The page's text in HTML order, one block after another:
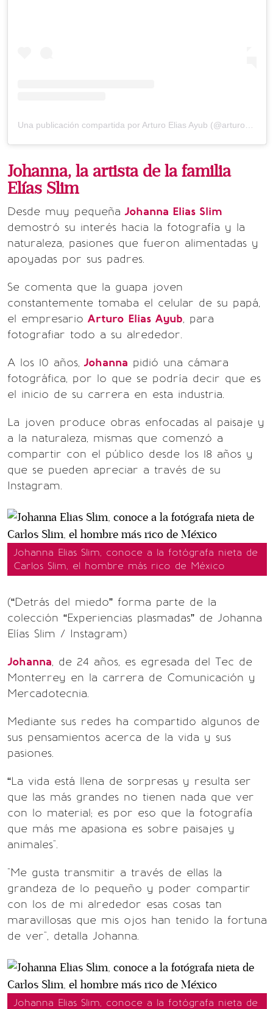
Johanna, la artista de la familia
Elías Slim
Desde muy pequeña Johanna Elias Slim
demostró su interés hacia la fotografía y la
naturaleza, pasiones que fueron alimentadas y
apoyadas por sus padres.
Se comenta que la guapa joven
constantemente tomaba el celular de su papá,
el empresario Arturo Elias Ayub, para
fotografiar todo a su alrededor.
A los 10 años, Johanna pidió una cámara
fotográfica, por lo que se podría decir que es
el inicio de su carrera en esta industria.
La joven produce obras enfocadas al paisaje y
a la naturaleza, mismas que comenzó a
compartir con el público desde los 18 años y
que se pueden apreciar a través de su
Instagram.
Johanna Elias Slim, conoce a la fotógrafa nieta de
Carlos Slim, el hombre más rico de México
(“Detrás del miedo” forma parte de la
colección “Experiencias plasmadas” de Johanna
Elías Slim / Instagram)
Johanna, de 24 años, es egresada del Tec de
Monterrey en la carrera de Comunicación y
Mercadotecnia.
Mediante sus redes ha compartido algunos de
sus pensamientos acerca de la vida y sus
pasiones.
“La vida está llena de sorpresas y resulta ser
que las más grandes no tienen nada que ver
con lo material; es por eso que la fotografía
que más me apasiona es sobre paisajes y
animales".
"Me gusta transmitir a través de ellas la
grandeza de lo pequeño y poder compartir
con los de mi alrededor esas cosas tan
maravillosas que mis ojos han tenido la fortuna
de ver", detalla Johanna.
Johanna Elias Slim, conoce a la fotógrafa nieta de